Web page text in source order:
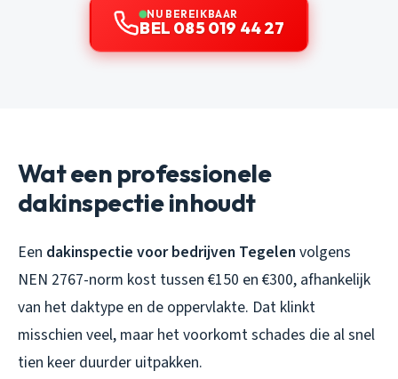
NU BEREIKBAAR
BEL 085 019 44 27
Wat een professionele
dakinspectie inhoudt
Een dakinspectie voor bedrijven Tegelen volgens
NEN 2767-norm kost tussen €150 en €300, afhankelijk
van het daktype en de oppervlakte. Dat klinkt
misschien veel, maar het voorkomt schades die al snel
tien keer duurder uitpakken.